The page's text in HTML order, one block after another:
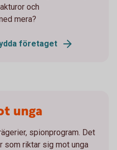
och
mera?
företaget
unga
spionprogram. Det
som riktar sig mot unga